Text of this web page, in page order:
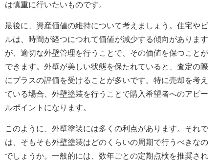
は慎重に行いたいものです。
最後に、資産価値の維持について考えましょう。住宅やビ
ルは、時間が経つにつれて価値が減少する傾向があります
が、適切な外壁管理を行うことで、その価値を保つことが
できます。外壁が美しい状態を保たれていると、査定の際
にプラスの評価を受けることが多いです。特に売却を考え
ている場合、外壁塗装を行うことで購入希望者へのアピー
ルポイントになります。
このように、外壁塗装には多くの利点があります。それで
は、そもそも外壁塗装はどのくらいの周期で行うべきなの
でしょうか。一般的には、数年ごとの定期点検を推奨され